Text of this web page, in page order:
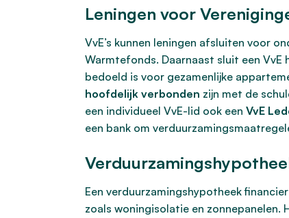
Leningen voor
VvE’s kunnen leningen afsluiten voor
Warmtefonds. Daarnaast sluit een VvE
bedoeld is voor gezamenlijke
hoofdelijk verbonden zijn met de
een individueel VvE-lid ook een VvE
een bank om
Een verduurzamingshypotheek
zoals woningisolatie en